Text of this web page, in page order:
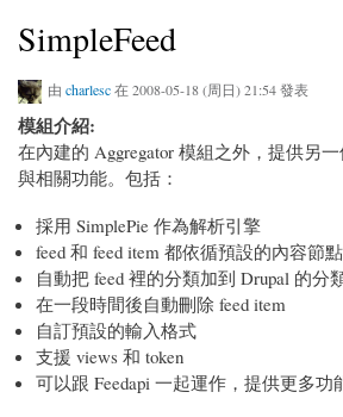
SimpleFeed
由 charlesc在 2008-05-18 (周日) 21:54 發表
模組介紹:
在內建的 Aggregator 模組之外，提供另
與相關功能。包括：
採用 SimplePie 作為解析引擎
feed 和 feed item 都依循預設的內容節
自動把 feed 裡的分類加到 Drupal 的分
在一段時間後自動刪除 feed item
自訂預設的輸入格式
支援 views 和 token
可以跟 Feedapi 一起運作，提供更多功